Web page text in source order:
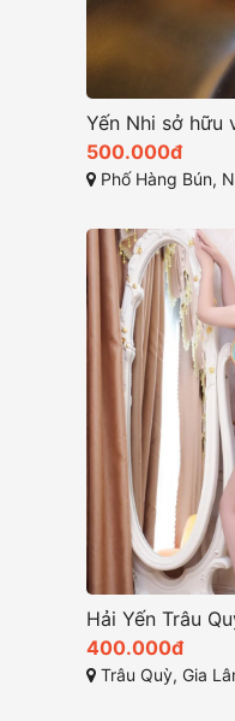
500.000đ
Phố Hàng Bún, Nguyễn
400.000đ
Trâu Quỳ, Gia